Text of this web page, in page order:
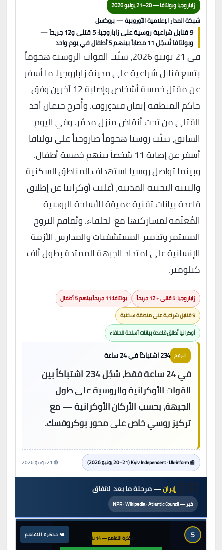
زاباروجيا وبولتافا — 20–21 يونيو 2026
شبكة المدار الإعلامية الأوروبية — بروكسل
9 قنابل شراعية روسية على زاباروجيا: 5 قتلى و12 جريحاً —
وبولتافا تُسجّل 11 مصاباً بينهم 5 أطفال في يوم واحد
في 21 يونيو 2026، شنّت القوات الروسية هجوماً
بتسع قنابل شراعية على مدينة زاباروجيا، ما أسفر
عن مقتل خمسة أشخاص وإصابة 12 آخرين وفق
حاكم المنطقة إيفان فيدوروف. وأُخرج جثمان أحد
القتلى من تحت أنقاض منزل مدمّر. وفي اليوم
السابق، شنّت روسيا هجوماً صاروخياً على بولتافا
أسفر عن إصابة 11 شخصاً بينهم خمسة أطفال.
وبينما تواصل روسيا استهداف المناطق السكنية
والبنية التحتية المدنية، أعلنت أوكرانيا عن إطلاق
قاعدة بيانات تقنية عميقة للأسلحة الروسية
المُغنَمة لمشاركتها مع الحلفاء. ويُفاقم النزوح
المستمر وتدمير المستشفيات والمدارس الأزمةَ
الإنسانية على امتداد الجبهة الممتدة بطول ألف
كيلومتر.
زاباروجيا: 5 قتلى + 12 جريحاً
بولتافا: 11 جريحاً بينهم 5 أطفال
9 قنابل شراعية على منطقة سكنية
أوكرانيا تُطلق قاعدة بيانات أسلحة للحلفاء
الرقم 234 اشتباكاً في 24 ساعة
في 24 ساعة فقط، سُجّل 234 اشتباكاً بين
القوات الأوكرانية والروسية على طول
الجبهة، بحسب الأركان الأوكرانية — مع
تركيز روسي خاص على محور بوكروفسك.
📰 Kyiv Independent · Ukrinform (20–21 يونيو 2026) 🔴 21 يونيو 2026
🇮🇷إيران— مرحلة ما بعد الاتفاق
خبر — NPR · Wikipedia · Atlantic Council
مذكرة التفاهم — 14 بنداً 5 🕊 مذكرة التفاهم